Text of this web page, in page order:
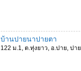
บ้านปายนาปายตา
122 ม.1, ต.ทุ่งยาว, อ.ปาย, ปาย